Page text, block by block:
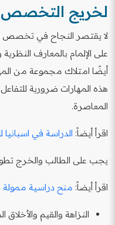
لخريج التخصص
لا يقتصر النجاح في تخصص
على الإلمام بالمعارف
أيضًا امتلاك مجموعة من
هذه المهارات ضرورية للتفاعل
المعاصرة.
اقرأ أيضاً: الدراسة في اسبانيا
يجب على الطالب والخرج
اقرأ أيضاً: منح دراسية ممولة
النزاهة والقيم والأخلاق